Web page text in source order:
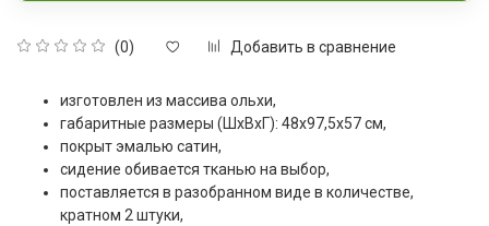
(0) Добавить в сравнение
изготовлен из массива ольхи,
габаритные размеры (ШxВxГ): 48х97,5х57 см,
покрыт эмалью сатин,
сидение обивается тканью на выбор,
поставляется в разобранном виде в количестве,
кратном 2 штуки,